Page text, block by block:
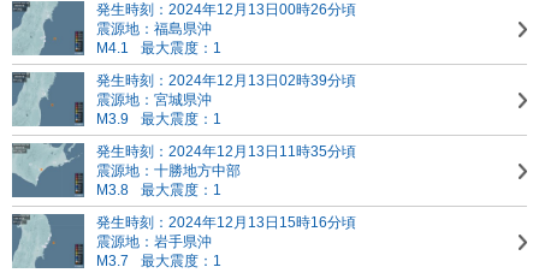
発生時刻：2024年12月13日00時26分頃
震源地：福島県沖
M4.1
最大震度：1
発生時刻：2024年12月13日02時39分頃
震源地：宮城県沖
M3.9
最大震度：1
発生時刻：2024年12月13日11時35分頃
震源地：十勝地方中部
M3.8
最大震度：1
発生時刻：2024年12月13日15時16分頃
震源地：岩手県沖
M3.7
最大震度：1